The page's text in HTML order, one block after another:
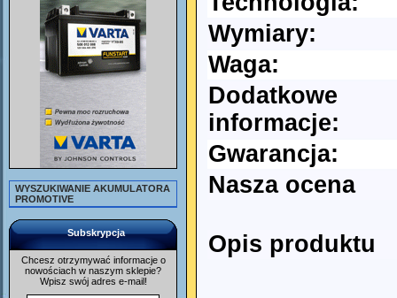
WYSZUKIWANIE AKUMULATORA
PROMOTIVE
Subskrypcja
Chcesz otrzymywać informacje o
nowościach w naszym sklepie?
Wpisz swój adres e-mail!
Wymiary:
Waga:
Dodatkowe
informacje:
Gwarancja:
Nasza ocena
Opis produktu